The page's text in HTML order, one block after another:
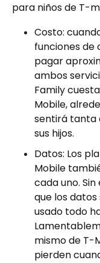
para niños de T-
Costo:
funciones
pagar
ambos
Family
Mobile,
sentirá tanta
sus hijos.
Datos: Los
Mobile
cada uno.
que los
usado todo
mismo de T-
pierden